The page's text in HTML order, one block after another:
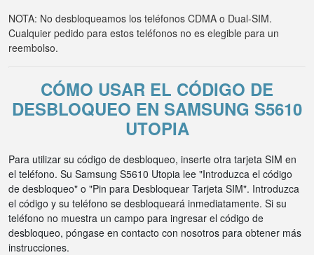
NOTA: No desbloqueamos los teléfonos CDMA o Dual-SIM.
Cualquier pedido para estos teléfonos no es elegible para un
reembolso.
CÓMO USAR EL CÓDIGO DE
DESBLOQUEO EN SAMSUNG S5610
UTOPIA
Para utilizar su código de desbloqueo, inserte otra tarjeta SIM en
el teléfono. Su Samsung S5610 Utopia lee "Introduzca el código
de desbloqueo" o "Pin para Desbloquear Tarjeta SIM". Introduzca
el código y su teléfono se desbloqueará inmediatamente. Si su
teléfono no muestra un campo para ingresar el código de
desbloqueo, póngase en contacto con nosotros para obtener más
instrucciones.